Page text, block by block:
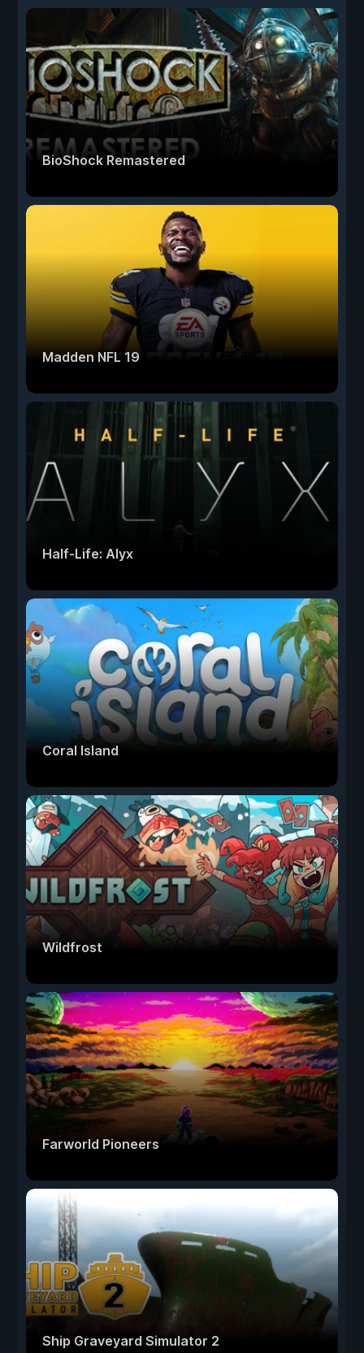
BioShock Remastered
Madden NFL 19
Half-Life: Alyx
Coral Island
Wildfrost
Farworld Pioneers
Ship Graveyard Simulator 2